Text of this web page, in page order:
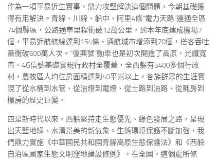
作為一項平易近生實事，鼎力攻堅解決這個問題，今朝基礎獲
得有用解決。青躲、川躲、躲中、阿里4條“電力天路”連通全區
74個縣區，公路通車里程衝破12萬公里，到本年底建成機場7
個，平易近航航線達到154條、通航城市增添到70個，搭客吞吐
量衝破600萬人次。“復興號”動車也是初次開進了高原，光纖寬
帶、4G信號基礎實現行政村全覆蓋，全西躲有5400多個行政
村，農牧區人均住房面積達到40平米以上，各族群眾的生涯實
現了從水桶到水管、從油燈到電燈、從土路到油路、從氈房到
樓房的歷史巨變。
四是新時代以來，西躲堅持走生態優先、綠色發展之路，呈現
出天藍地綠、水清景美的新氣象。生態環境保護不斷加強，我
們鼎力實施《中華國民共和國青躲高原生態保護法》和《西躲
自治區國家生態文明窪地建設條例》，在全國，這個處所條